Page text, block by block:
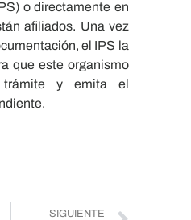
o directamente en
afiliados. Una vez
el IPS la
que este organismo
y emita el
SIGUIENTE